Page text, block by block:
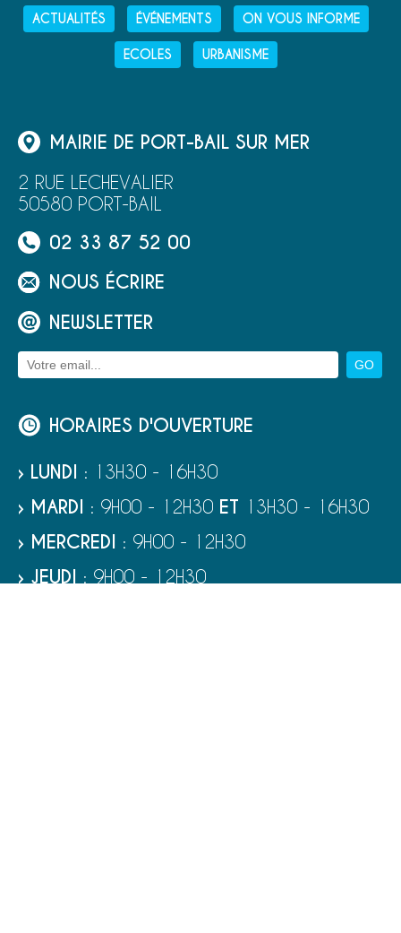
ACTUALITÉS ÉVÉNEMENTS ON VOUS INFORME
ECOLES URBANISME
MAIRIE DE PORT-BAIL SUR MER
2 RUE LECHEVALIER
50580 PORT-BAIL
02 33 87 52 00
NOUS ÉCRIRE
NEWSLETTER
HORAIRES D'OUVERTURE
› LUNDI : 13H30 - 16H30
› MARDI : 9H00 - 12H30 ET 13H30 - 16H30
› MERCREDI : 9H00 - 12H30
› JEUDI : 9H00 - 12H30